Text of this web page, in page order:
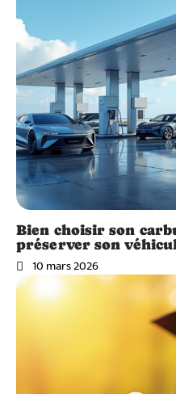
Bien choisir son
préserver son
10 mars 2026